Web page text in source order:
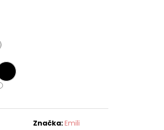
Značka:Emili